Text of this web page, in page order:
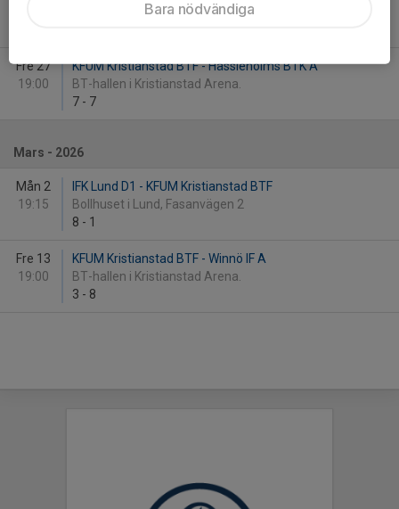
BT-hallen i Kristianstad Arena.
Fre 27
19:00
KFUM Kristianstad BTF - Hässleholms BTK A
BT-hallen i Kristianstad Arena.
7 - 7
Mars - 2026
Mån 2
19:15
IFK Lund D1 - KFUM Kristianstad BTF
Bollhuset i Lund, Fasanvägen 2
8 - 1
Fre 13
19:00
KFUM Kristianstad BTF - Winnö IF A
BT-hallen i Kristianstad Arena.
3 - 8
Bara nödvändiga